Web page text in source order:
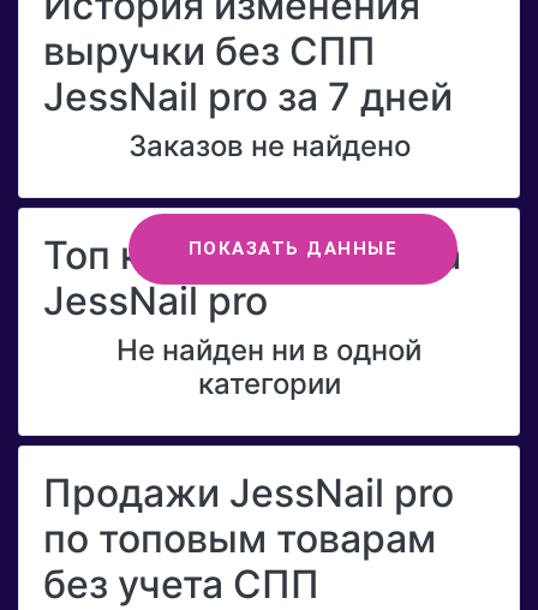
выручки без СПП
JessNail pro за 7 дней
ПОКАЗАТЬ ДАННЫЕ
Заказов не найдено
Топ категорий бренда
JessNail pro
Не найден ни в одной
категории
Продажи JessNail pro
по топовым товарам
без учета СПП